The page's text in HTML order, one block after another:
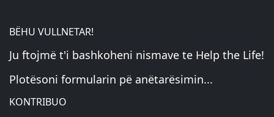
BËHU VULLNETAR!
Ju ftojmë t'i bashkoheni nismave te Help the Life!
Plotësoni formularin pë anëtarësimin...
KONTRIBUO